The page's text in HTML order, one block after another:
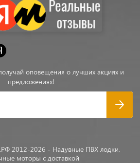
оповещения о лучших акциях и
предложениях!
2012-2026 - Надувные ПВХ лодки,
моторы с доставкой